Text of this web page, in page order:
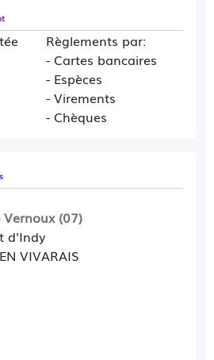
Ollières), les rdv se
par téléphone. Prévoir un
: vous serez inscrite en
quand nous
un rdv.
IVG, problème
les suivis de
échographie de datation
Règlements par:
- Cartes bancaires
- Espèces
- Virements
- Chèques
(07)
d'Indy
VIVARAIS